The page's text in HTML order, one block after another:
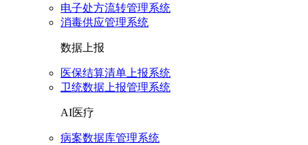
电子处方流转管理系统
消毒供应管理系统
数据上报
医保结算清单上报系统
卫统数据上报管理系统
AI医疗
病案数据库管理系统